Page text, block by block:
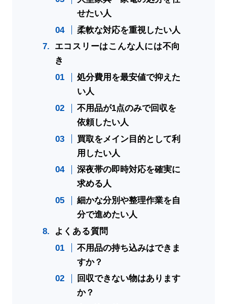
せたい人
柔軟な対応を重視したい人
エコスリーはこんな人には不向
き
処分費用を最安値で抑えた
い人
不用品が1点のみで回収を
依頼したい人
買取をメイン目的として利
用したい人
深夜帯の即時対応を確実に
求める人
細かな分別や整理作業を自
分で進めたい人
よくある質問
不用品の持ち込みはできま
すか？
回収できない物はあります
か？